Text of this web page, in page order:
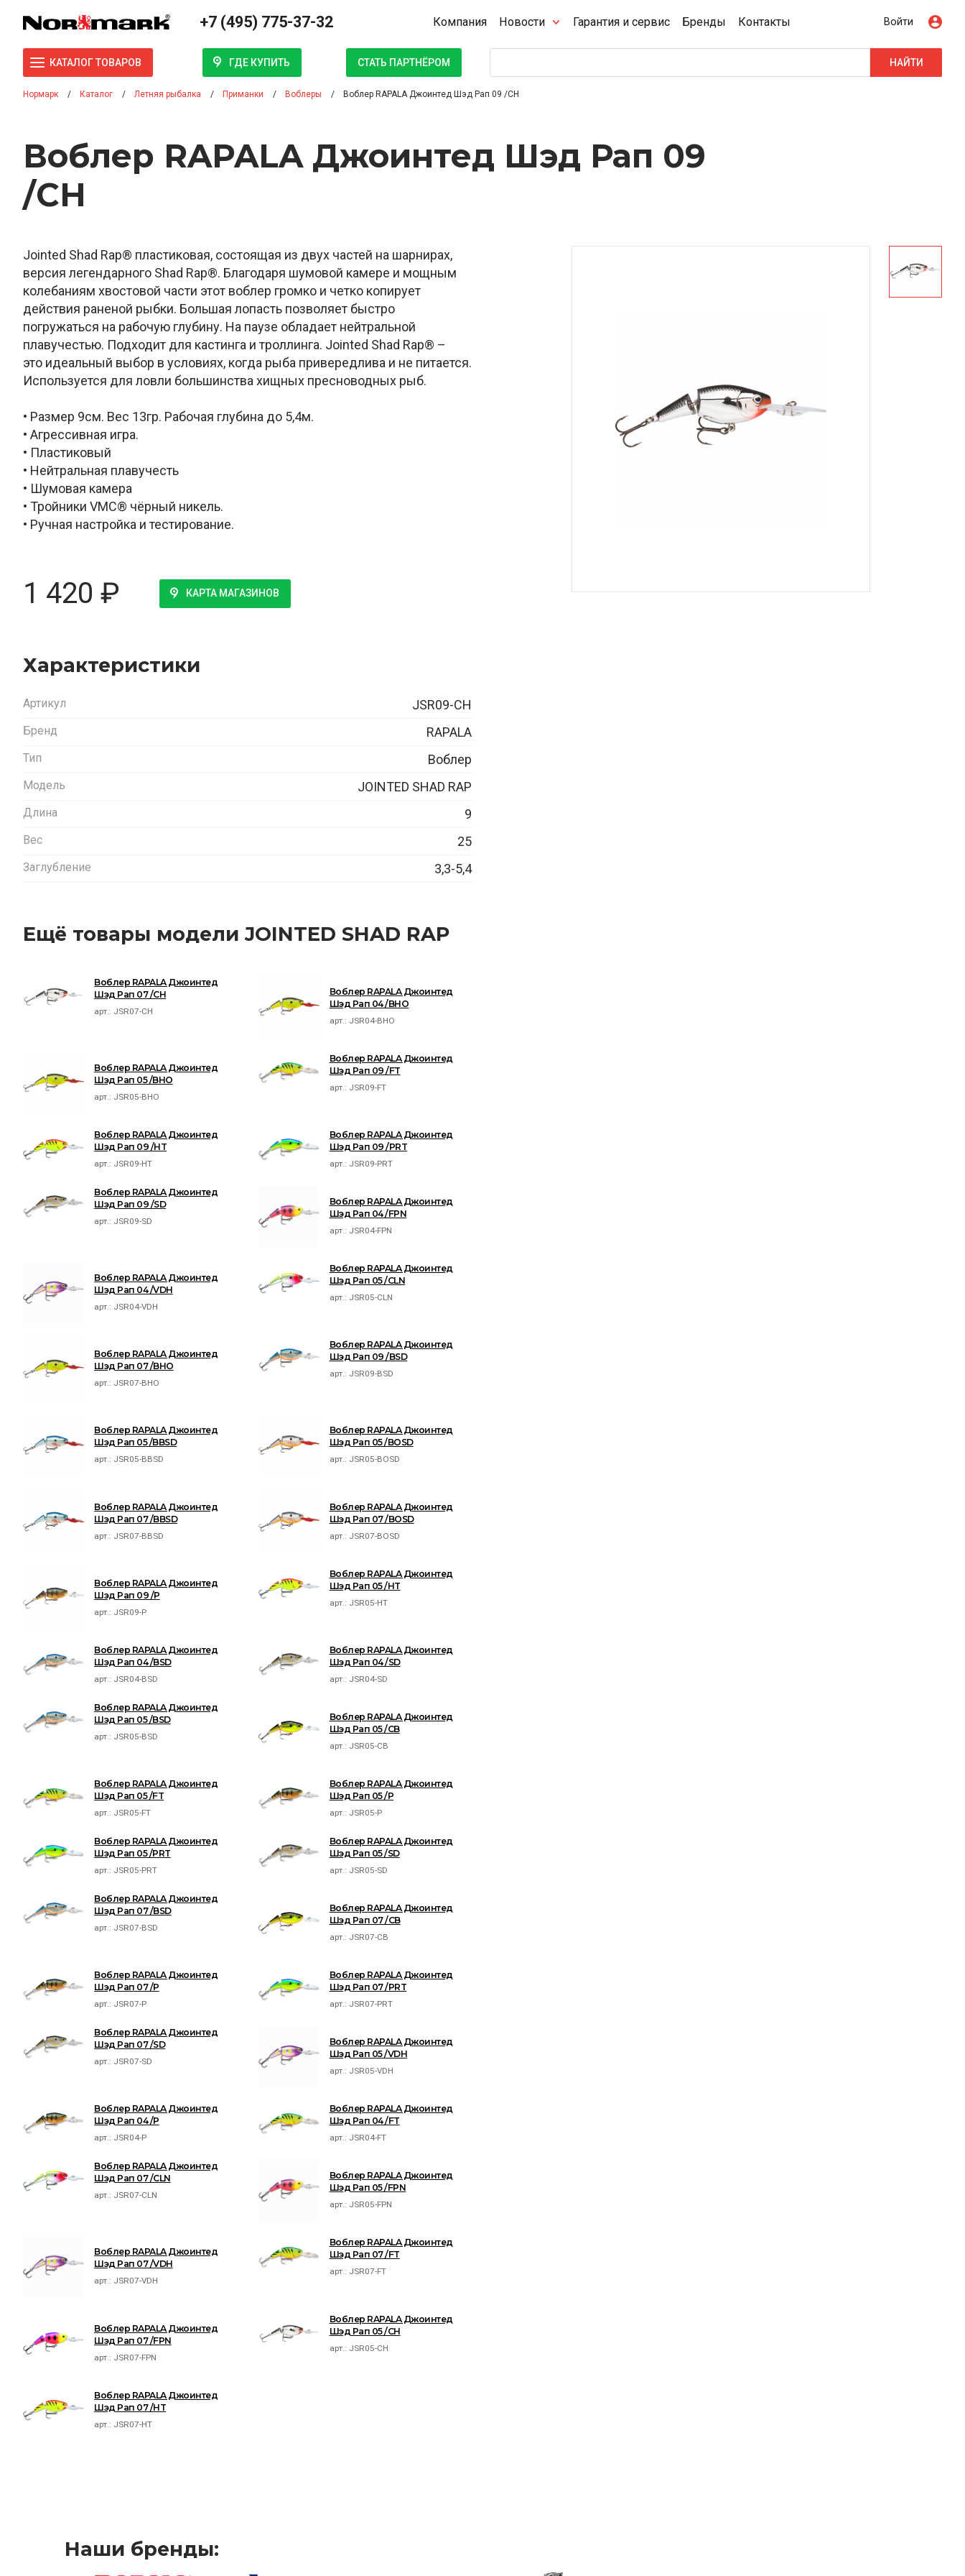
+7 (495) 775-37-32 Компания Новости Гарантия и сервис Бренды Контакты Войти
КАТАЛОГ ТОВАРОВ ГДЕ КУПИТЬ СТАТЬ ПАРТНЁРОМ НАЙТИ
Нормарк Каталог Летняя рыбалка Приманки Воблеры Воблер RAPALA Джоинтед Шэд Рап 09 /CH
Воблер RAPALA Джоинтед Шэд Рап 09
/CH
Jointed Shad Rap® пластиковая, состоящая из двух частей на шарнирах,
версия легендарного Shad Rap®. Благодаря шумовой камере и мощным
колебаниям хвостовой части этот воблер громко и четко копирует
действия раненой рыбки. Большая лопасть позволяет быстро
погружаться на рабочую глубину. На паузе обладает нейтральной
плавучестью. Подходит для кастинга и троллинга. Jointed Shad Rap® –
это идеальный выбор в условиях, когда рыба привередлива и не питается.
Используется для ловли большинства хищных пресноводных рыб.
• Размер 9см. Вес 13гр. Рабочая глубина до 5,4м.
• Агрессивная игра.
• Пластиковый
• Нейтральная плавучесть
• Шумовая камера
• Тройники VMC® чёрный никель.
• Ручная настройка и тестирование.
1 420 ₽ КАРТА МАГАЗИНОВ
Характеристики
Артикул JSR09-CH
Бренд RAPALA
Тип Воблер
Модель JOINTED SHAD RAP
Длина 9
Вес 25
Заглубление 3,3-5,4
Ещё товары модели JOINTED SHAD RAP
Воблер RAPALA Джоинтед
Шэд Рап 07 /CH
арт.: JSR07-CH
Воблер RAPALA Джоинтед
Шэд Рап 04 /BHO
арт.: JSR04-BHO
Воблер RAPALA Джоинтед
Шэд Рап 05 /BHO
арт.: JSR05-BHO
Воблер RAPALA Джоинтед
Шэд Рап 09 /FT
арт.: JSR09-FT
Воблер RAPALA Джоинтед
Шэд Рап 09 /HT
арт.: JSR09-HT
Воблер RAPALA Джоинтед
Шэд Рап 09 /PRT
арт.: JSR09-PRT
Воблер RAPALA Джоинтед
Шэд Рап 09 /SD
арт.: JSR09-SD
Воблер RAPALA Джоинтед
Шэд Рап 04 /FPN
арт.: JSR04-FPN
Воблер RAPALA Джоинтед
Шэд Рап 04 /VDH
арт.: JSR04-VDH
Воблер RAPALA Джоинтед
Шэд Рап 05 /CLN
арт.: JSR05-CLN
Воблер RAPALA Джоинтед
Шэд Рап 07 /BHO
арт.: JSR07-BHO
Воблер RAPALA Джоинтед
Шэд Рап 09 /BSD
арт.: JSR09-BSD
Воблер RAPALA Джоинтед
Шэд Рап 05 /BBSD
арт.: JSR05-BBSD
Воблер RAPALA Джоинтед
Шэд Рап 05 /BOSD
арт.: JSR05-BOSD
Воблер RAPALA Джоинтед
Шэд Рап 07 /BBSD
арт.: JSR07-BBSD
Воблер RAPALA Джоинтед
Шэд Рап 07 /BOSD
арт.: JSR07-BOSD
Воблер RAPALA Джоинтед
Шэд Рап 09 /P
арт.: JSR09-P
Воблер RAPALA Джоинтед
Шэд Рап 05 /HT
арт.: JSR05-HT
Воблер RAPALA Джоинтед
Шэд Рап 04 /BSD
арт.: JSR04-BSD
Воблер RAPALA Джоинтед
Шэд Рап 04 /SD
арт.: JSR04-SD
Воблер RAPALA Джоинтед
Шэд Рап 05 /BSD
арт.: JSR05-BSD
Воблер RAPALA Джоинтед
Шэд Рап 05 /CB
арт.: JSR05-CB
Воблер RAPALA Джоинтед
Шэд Рап 05 /FT
арт.: JSR05-FT
Воблер RAPALA Джоинтед
Шэд Рап 05 /P
арт.: JSR05-P
Воблер RAPALA Джоинтед
Шэд Рап 05 /PRT
арт.: JSR05-PRT
Воблер RAPALA Джоинтед
Шэд Рап 05 /SD
арт.: JSR05-SD
Воблер RAPALA Джоинтед
Шэд Рап 07 /BSD
арт.: JSR07-BSD
Воблер RAPALA Джоинтед
Шэд Рап 07 /CB
арт.: JSR07-CB
Воблер RAPALA Джоинтед
Шэд Рап 07 /P
арт.: JSR07-P
Воблер RAPALA Джоинтед
Шэд Рап 07 /PRT
арт.: JSR07-PRT
Воблер RAPALA Джоинтед
Шэд Рап 07 /SD
арт.: JSR07-SD
Воблер RAPALA Джоинтед
Шэд Рап 05 /VDH
арт.: JSR05-VDH
Воблер RAPALA Джоинтед
Шэд Рап 04 /P
арт.: JSR04-P
Воблер RAPALA Джоинтед
Шэд Рап 04 /FT
арт.: JSR04-FT
Воблер RAPALA Джоинтед
Шэд Рап 07 /CLN
арт.: JSR07-CLN
Воблер RAPALA Джоинтед
Шэд Рап 05 /FPN
арт.: JSR05-FPN
Воблер RAPALA Джоинтед
Шэд Рап 07 /VDH
арт.: JSR07-VDH
Воблер RAPALA Джоинтед
Шэд Рап 07 /FT
арт.: JSR07-FT
Воблер RAPALA Джоинтед
Шэд Рап 07 /FPN
арт.: JSR07-FPN
Воблер RAPALA Джоинтед
Шэд Рап 05 /CH
арт.: JSR05-CH
Воблер RAPALA Джоинтед
Шэд Рап 07 /HT
арт.: JSR07-HT
Наши бренды: